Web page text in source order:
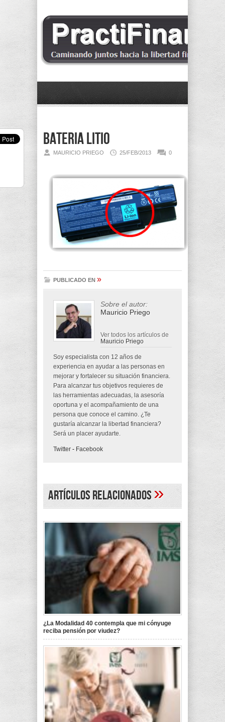
Bateria Litio
MAURICIO PRIEGO 25/FEB/2013 0
PUBLICADO EN »
Sobre el autor:
Mauricio Priego
Ver todos los artículos de
Mauricio Priego
Soy especialista con 12 años de
experiencia en ayudar a las personas en
mejorar y fortalecer su situación financiera.
Para alcanzar tus objetivos requieres de
las herramientas adecuadas, la asesoría
oportuna y el acompañamiento de una
persona que conoce el camino. ¿Te
gustaría alcanzar la libertad financiera?
Será un placer ayudarte.
Twitter - Facebook
Artículos Relacionados»
¿La Modalidad 40 contempla que mi cónyuge
reciba pensión por viudez?